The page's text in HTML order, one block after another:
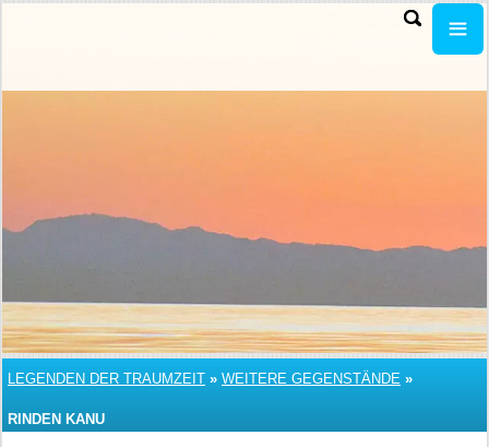
LEGENDEN DER TRAUMZEIT » WEITERE GEGENSTÄNDE »
RINDEN KANU